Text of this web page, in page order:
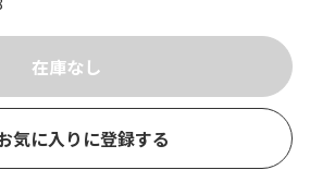
気に入りに登録する